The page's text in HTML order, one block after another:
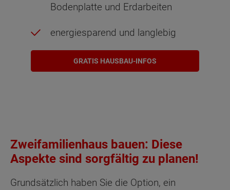
Bodenplatte und Erdarbeiten
energiesparend und langlebig
GRATIS HAUSBAU-INFOS
Zweifamilienhaus bauen: Diese
Aspekte sind sorgfältig zu planen!
Grundsätzlich haben Sie die Option, ein